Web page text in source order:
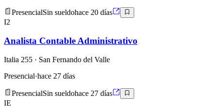
PresencialSin sueldohace 20 días
I2
Analista Contable Administrativo
Italia 255 · San Fernando del Valle
Presencial·hace 27 días
PresencialSin sueldohace 27 días
IE